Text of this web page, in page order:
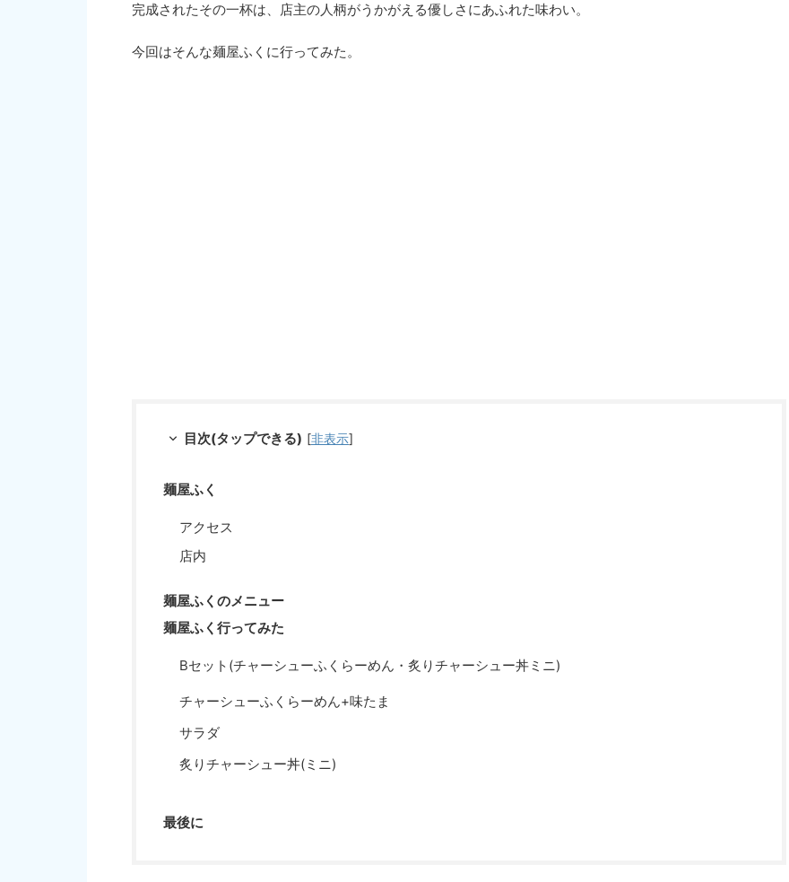
完成されたその一杯は、店主の人柄がうかがえる優しさにあふれた味わい。
今回はそんな麺屋ふくに行ってみた。
目次(タップできる) [非表示]
麺屋ふく
アクセス
店内
麺屋ふくのメニュー
麺屋ふく行ってみた
Bセット(チャーシューふくらーめん・炙りチャーシュー丼ミニ)
チャーシューふくらーめん+味たま
サラダ
炙りチャーシュー丼(ミニ)
最後に